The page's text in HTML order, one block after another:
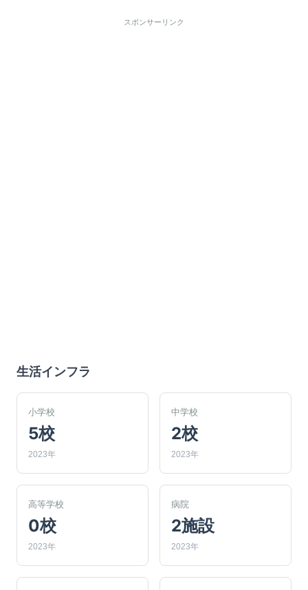
スポンサーリンク
生活インフラ
小学校
5校
2023年
中学校
2校
2023年
高等学校
0校
2023年
病院
2施設
2023年